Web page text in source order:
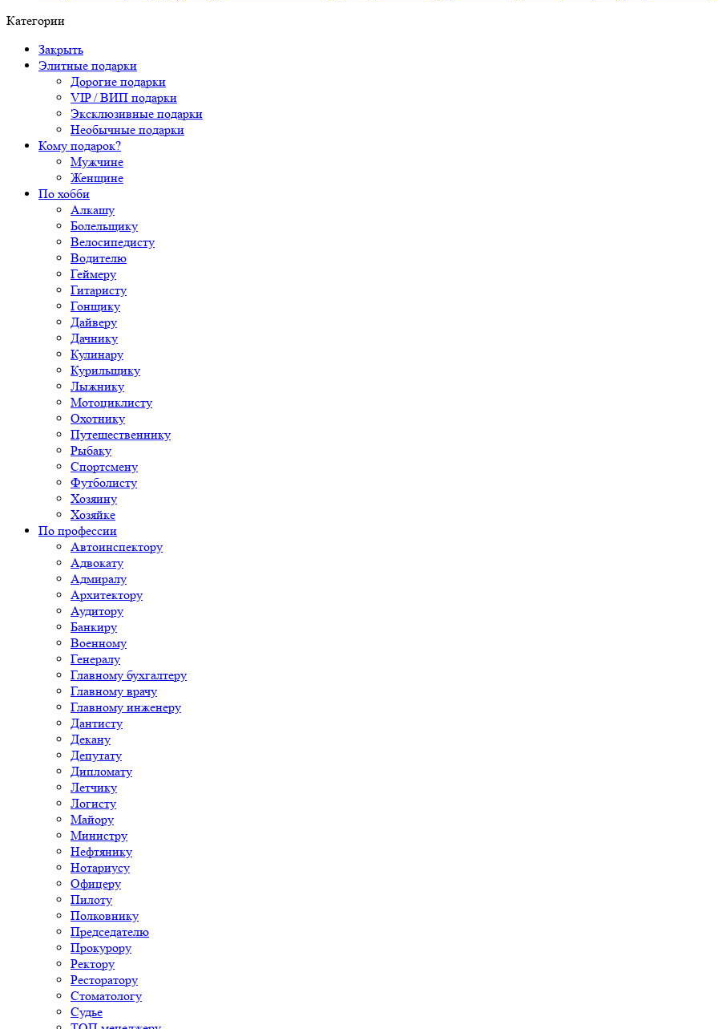
Категории
Закрыть
Элитные подарки
Дорогие подарки
VIP / ВИП подарки
Эксклюзивные подарки
Необычные подарки
Кому подарок?
Мужчине
Женщине
По хобби
Алкашу
Болельщику
Велосипедисту
Водителю
Геймеру
Гитаристу
Гонщику
Дайверу
Дачнику
Кулинару
Курильщику
Лыжнику
Мотоциклисту
Охотнику
Путешественнику
Рыбаку
Спортсмену
Футболисту
Хозяину
Хозяйке
По профессии
Автоинспектору
Адвокату
Адмиралу
Архитектору
Аудитору
Банкиру
Военному
Генералу
Главному бухгалтеру
Главному врачу
Главному инженеру
Дантисту
Декану
Депутату
Дипломату
Летчику
Логисту
Майору
Министру
Нефтянику
Нотариусу
Офицеру
Пилоту
Полковнику
Председателю
Прокурору
Ректору
Ресторатору
Стоматологу
Судье